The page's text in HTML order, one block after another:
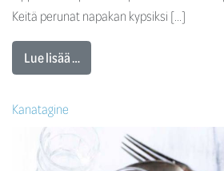
Keitä perunat napakan kypsiksi […]
Lue lisää …
Kanatagine